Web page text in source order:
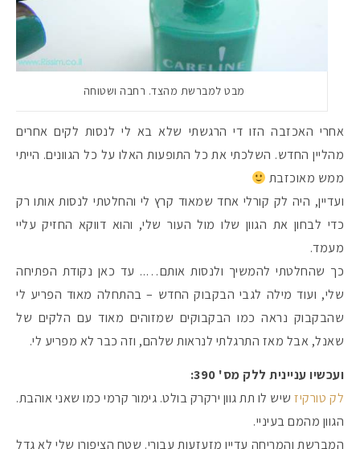
מבט למברשת מהצד. רחבה ושטוחה
אחרי האכזבה הזו די הרגשתי שלא בא לי לנסות לקים אחרים
מהליין החדש. השלכתי את כל התופעות האלו על כל הגוונים. הייתי
ממש מאוכזבת
ועדיין, היה לק קורלי אחד שמאוד קרץ לי והחלטתי לנסות אותו רק
כדי לבחון את הגוון שלו מול העור שלי, והוא דווקא החזיק עליי
מעמד.
כך שהחלטתי להמשיך ולנסות אותם….. עד כאן נקודת הפתיחה
שלי, ועוד מילה לגבי הבקבוק החדש – בהתחלה מאוד הפריע לי
שהבקבוק נראה כמו הבקבוקים שמזוהים מאוד עם הלקים של
שאנל, אבל מאז התרגלתי לנראות שלהם, וזה כבר לא מפריע לי.
ועכשיו עניינית ללק מס' 390:
לק טורקיזשיש לו תת גוון ירקרק בולט. גימור קרמי כמו שאני אוהבת.
הגוון מהמם בעיניי.
המברשת והמריחה עדיין מזעזעות עבורי. שטח הציפורן שלי לא גדל